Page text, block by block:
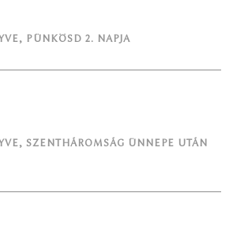
, PÜNKÖSD 2. NAPJA
, SZENTHÁROMSÁG ÜNNEPE UTÁN